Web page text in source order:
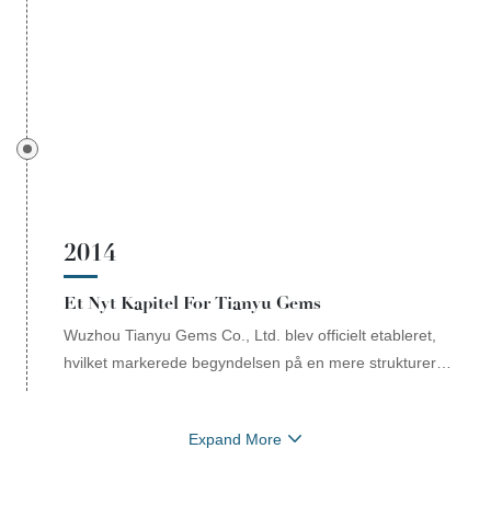
2014
Et Nyt Kapitel For Tianyu Gems
Wuzhou Tianyu Gems Co., Ltd. blev officielt etableret,
hvilket markerede begyndelsen på en mere struktureret
Expand More